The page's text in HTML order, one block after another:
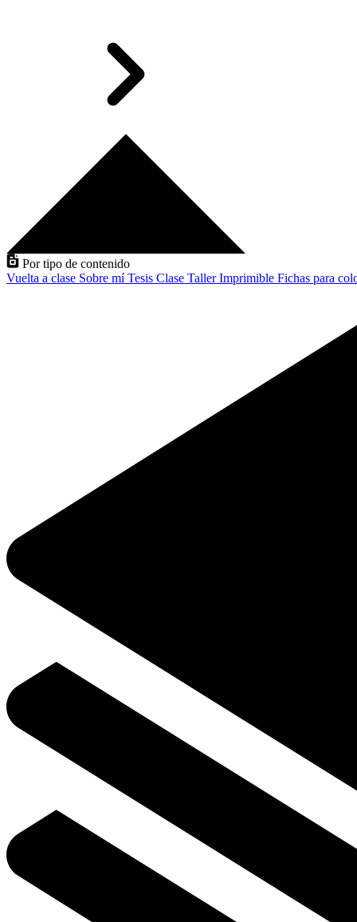
Por tipo de contenido
Vuelta a clase Sobre míTesis Clase TallerImprimible Fichas para